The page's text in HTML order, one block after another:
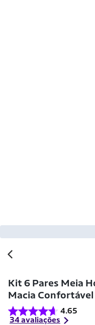
Kit 6 Pares Meia
Macia
4.65
34 avaliações